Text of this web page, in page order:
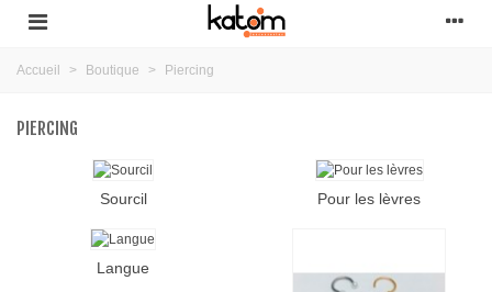
Accueil > Boutique > Piercing
PIERCING
Sourcil Pour les lèvres
Langue